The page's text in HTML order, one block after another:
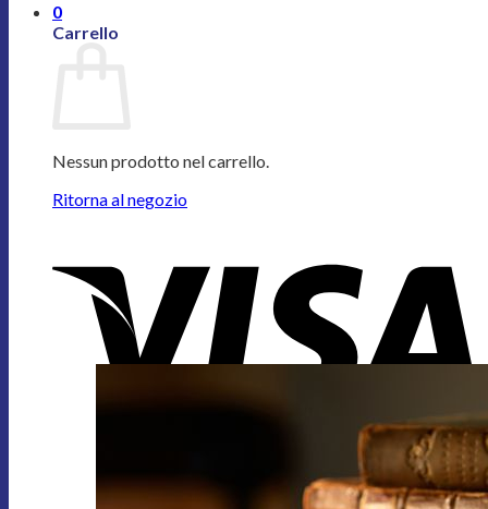
0
Carrello
Nessun prodotto nel carrello.
Ritorna al negozio